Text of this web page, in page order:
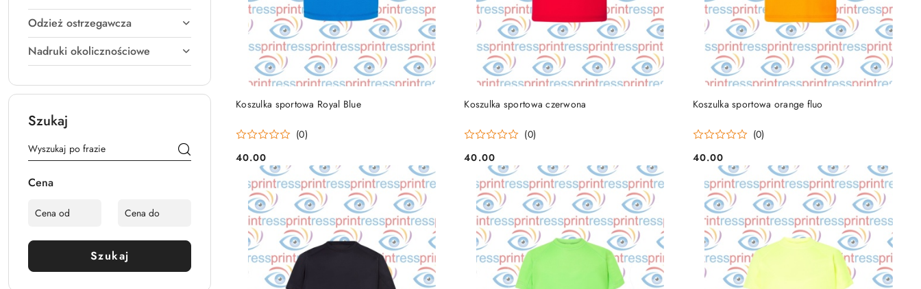
Odzież ostrzegawcza
Nadruki okolicznościowe
Szukaj
Cena
Szukaj
Koszulka sportowa Royal Blue
(0)
Cena:
40.00
DO KOSZYKA Koszulka sportowa czerwona
(0)
Cena:
40.00
Koszulka sportowa orange fluo
(0)
Cena:
40.00
DO KOSZYKA